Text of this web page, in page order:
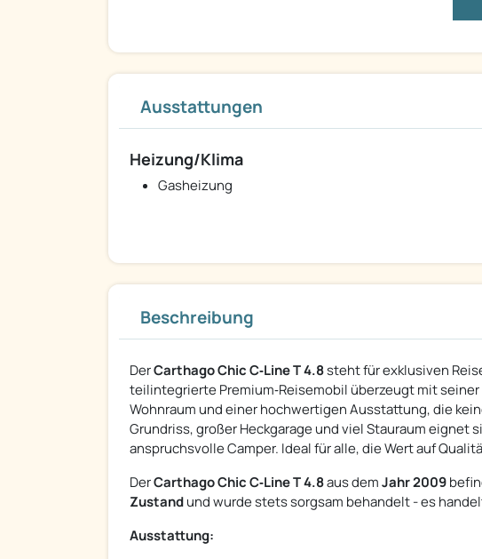
Ausstattungen
Heizung/Klima
Gasheizung
Beschreibung
DerCarthago Chic C‑Line T 4.8steht für exklusiven
teilintegrierte Premium‑Reisemobil überzeugt mit
Wohnraum und einer hochwertigen Ausstattung, die
Grundriss, großer Heckgarage und viel Stauraum eignet
anspruchsvolle Camper. Ideal für alle, die Wert auf
DerCarthago Chic C‑Line T 4.8aus demJahr 2009
Zustandund wurde stets sorgsam behandelt - es
Ausstattung: